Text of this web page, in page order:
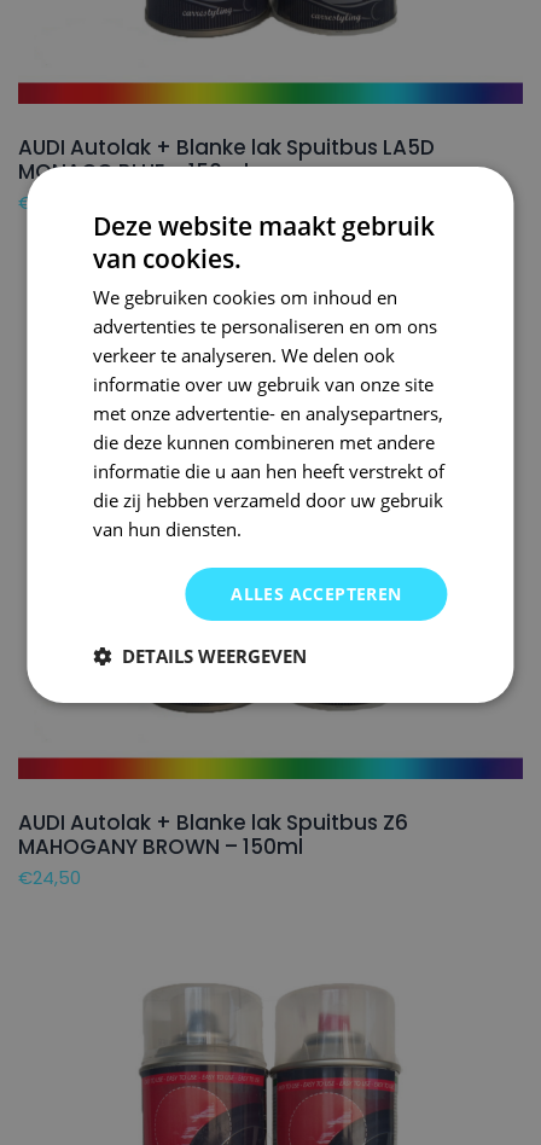
AUDI Autolak + Blanke lak Spuitbus LA5D
MONACO BLUE – 150ml
€
AUDI Autolak + Blanke lak Spuitbus Z6
MAHOGANY BROWN – 150ml
€24,50
Deze website maakt gebruik
van cookies.
We gebruiken cookies om inhoud en
advertenties te personaliseren en om ons
verkeer te analyseren. We delen ook
informatie over uw gebruik van onze site
met onze advertentie- en analysepartners,
die deze kunnen combineren met andere
informatie die u aan hen heeft verstrekt of
die zij hebben verzameld door uw gebruik
van hun diensten.
ALLES ACCEPTEREN
DETAILS WEERGEVEN